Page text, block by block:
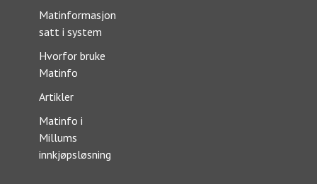
Matinformasjon
satt i system
Hvorfor bruke
Matinfo
Artikler
Matinfo i
Millums
innkjøpsløsning